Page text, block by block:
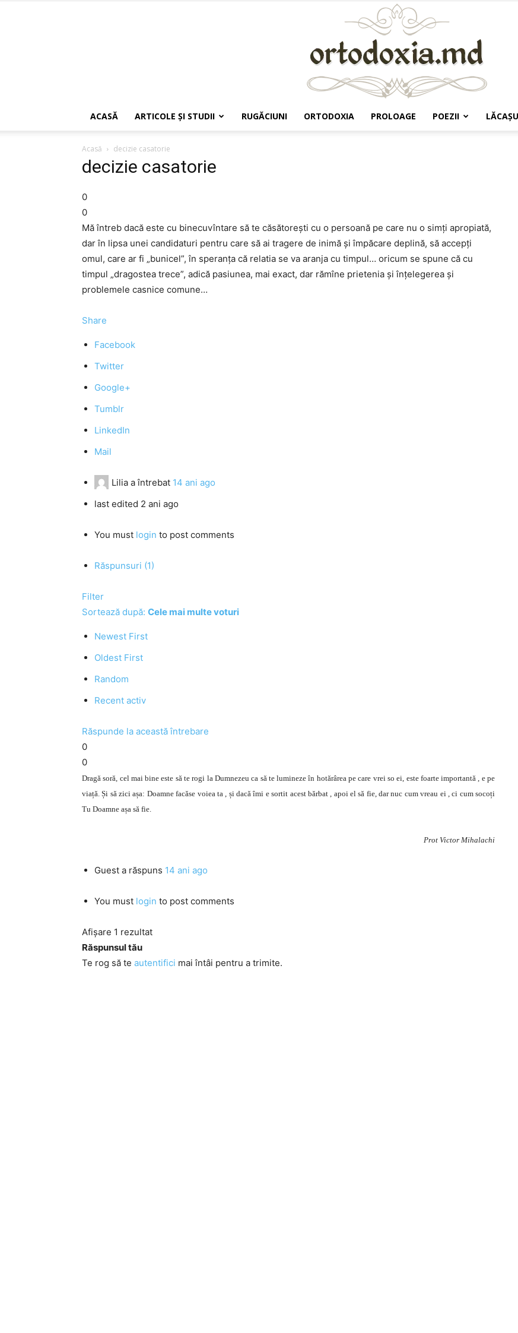
ACASĂ ARTICOLE ŞI STUDII RUGĂCIUNI ORTODOXIA PROLOAGE POEZII
Acasă decizie casatorie
decizie casatorie
0
0
Mă întreb dacă este cu binecuvîntare să te căsătoreşti cu o persoană pe care nu o simţi apropiată,
dar în lipsa unei candidaturi pentru care să ai tragere de inimă şi împăcare deplină, să accepţi
omul, care ar fi „bunicel”, în speranţa că relatia se va aranja cu timpul… oricum se spune că cu
timpul „dragostea trece”, adică pasiunea, mai exact, dar rămîne prietenia şi înţelegerea şi
problemele casnice comune…
Share
Facebook
Twitter
Google+
Tumblr
LinkedIn
Mail
Lilia a întrebat 14 ani ago
last edited 2 ani ago
You must login to post comments
Răspunsuri (1)
Filter
Sortează după: Cele mai multe voturi
Newest First
Oldest First
Random
Recent activ
Răspunde la această întrebare
0
0
Dragă soră, cel mai bine este să te rogi la Dumnezeu ca să te lumineze în hotărârea pe care vrei so ei, este foarte importantă , e pe
viață. Și să zici așa: Doamne facăse voiea ta , și dacă îmi e sortit acest bărbat , apoi el să fie, dar nuc cum vreau ei , ci cum socoți
Tu Doamne așa să fie.
Prot Victor Mihalachi
Guest a răspuns 14 ani ago
You must login to post comments
Afișare 1 rezultat
Răspunsul tău
Te rog să te autentifici mai întâi pentru a trimite.